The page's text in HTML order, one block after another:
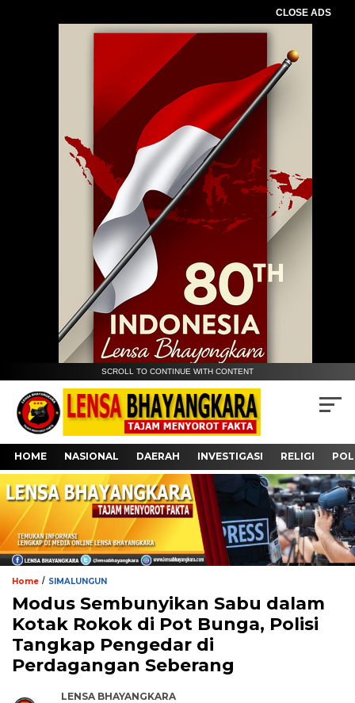
CLOSE ADS
SCROLL TO CONTINUE WITH CONTENT
HOME NASIONAL DAERAH INVESTIGASI RELIGI
Home / SIMALUNGUN
Modus Sembunyikan Sabu dalam
Kotak Rokok di Pot Bunga, Polisi
Tangkap Pengedar di
Perdagangan Seberang
LENSA BHAYANGKARA